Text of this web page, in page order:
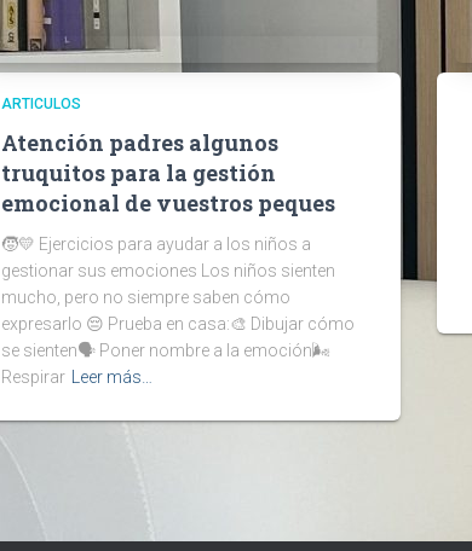
ARTICULOS
Atención padres algunos
truquitos para la gestión
emocional de vuestros peques
🧒💛 Ejercicios para ayudar a los niños a
gestionar sus emociones Los niños sienten
mucho, pero no siempre saben cómo
expresarlo 😔 Prueba en casa:🎨 Dibujar cómo
se sienten🗣️ Poner nombre a la emoción🌬️
Respirar
Leer más…